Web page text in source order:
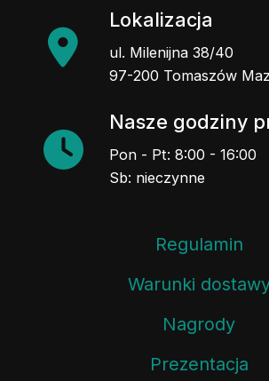
Lokalizacja
ul. Milenijna 38/40
97-200 Tomaszów
Nasze godziny
Pon - Pt: 8:00 - 16:00
Sb: nieczynne
Regulamin
Warunki
Nagrody
Prezentacja